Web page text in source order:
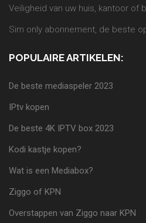
Veiligheid van uw huis, kantoor of
Sim only abonnement, de beste
POPULAIRE ARTIKELEN:
De beste mediaspeler 2023
IPtv kopen
De beste 4K IPTV box 2023
Kodi kastje kopen?
Wat is een Mediabox?
Ziggo of KPN
Overstappen van Ziggo naar KPN